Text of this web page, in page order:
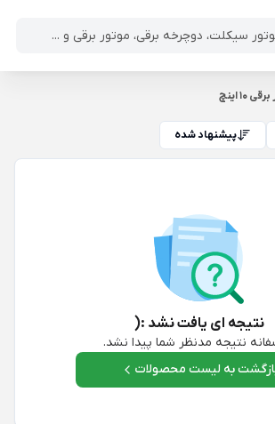
10 اینچ
پیشنهاد شده
نتیجه ای یافت نشد :(
نتیجه مدنظر شما پیدا نشد.
به لیست محصولات